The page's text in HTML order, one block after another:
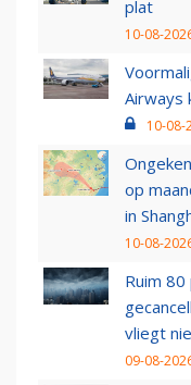
plat
10-08-
Airways
10-08-
op
in
10-08-
Ruim
vliegt
09-08-